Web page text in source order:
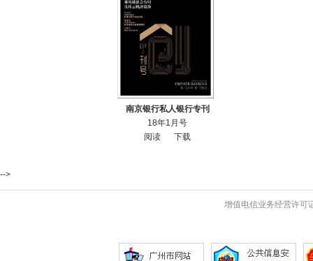
南京银行私人银行专刊
18年1月号
阅读
下载
-->
增值电信业务经营许